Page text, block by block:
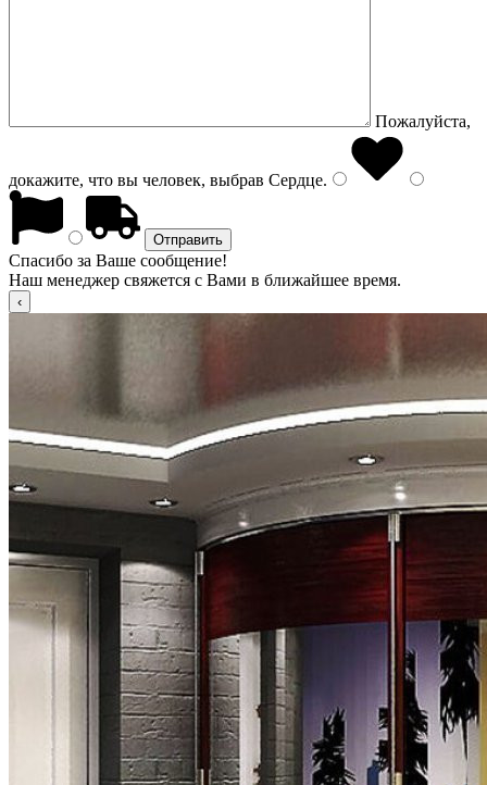
Пожалуйста,
докажите, что вы человек, выбрав Сердце.
Спасибо за Ваше сообщение!
Наш менеджер свяжется с Вами в ближайшее время.